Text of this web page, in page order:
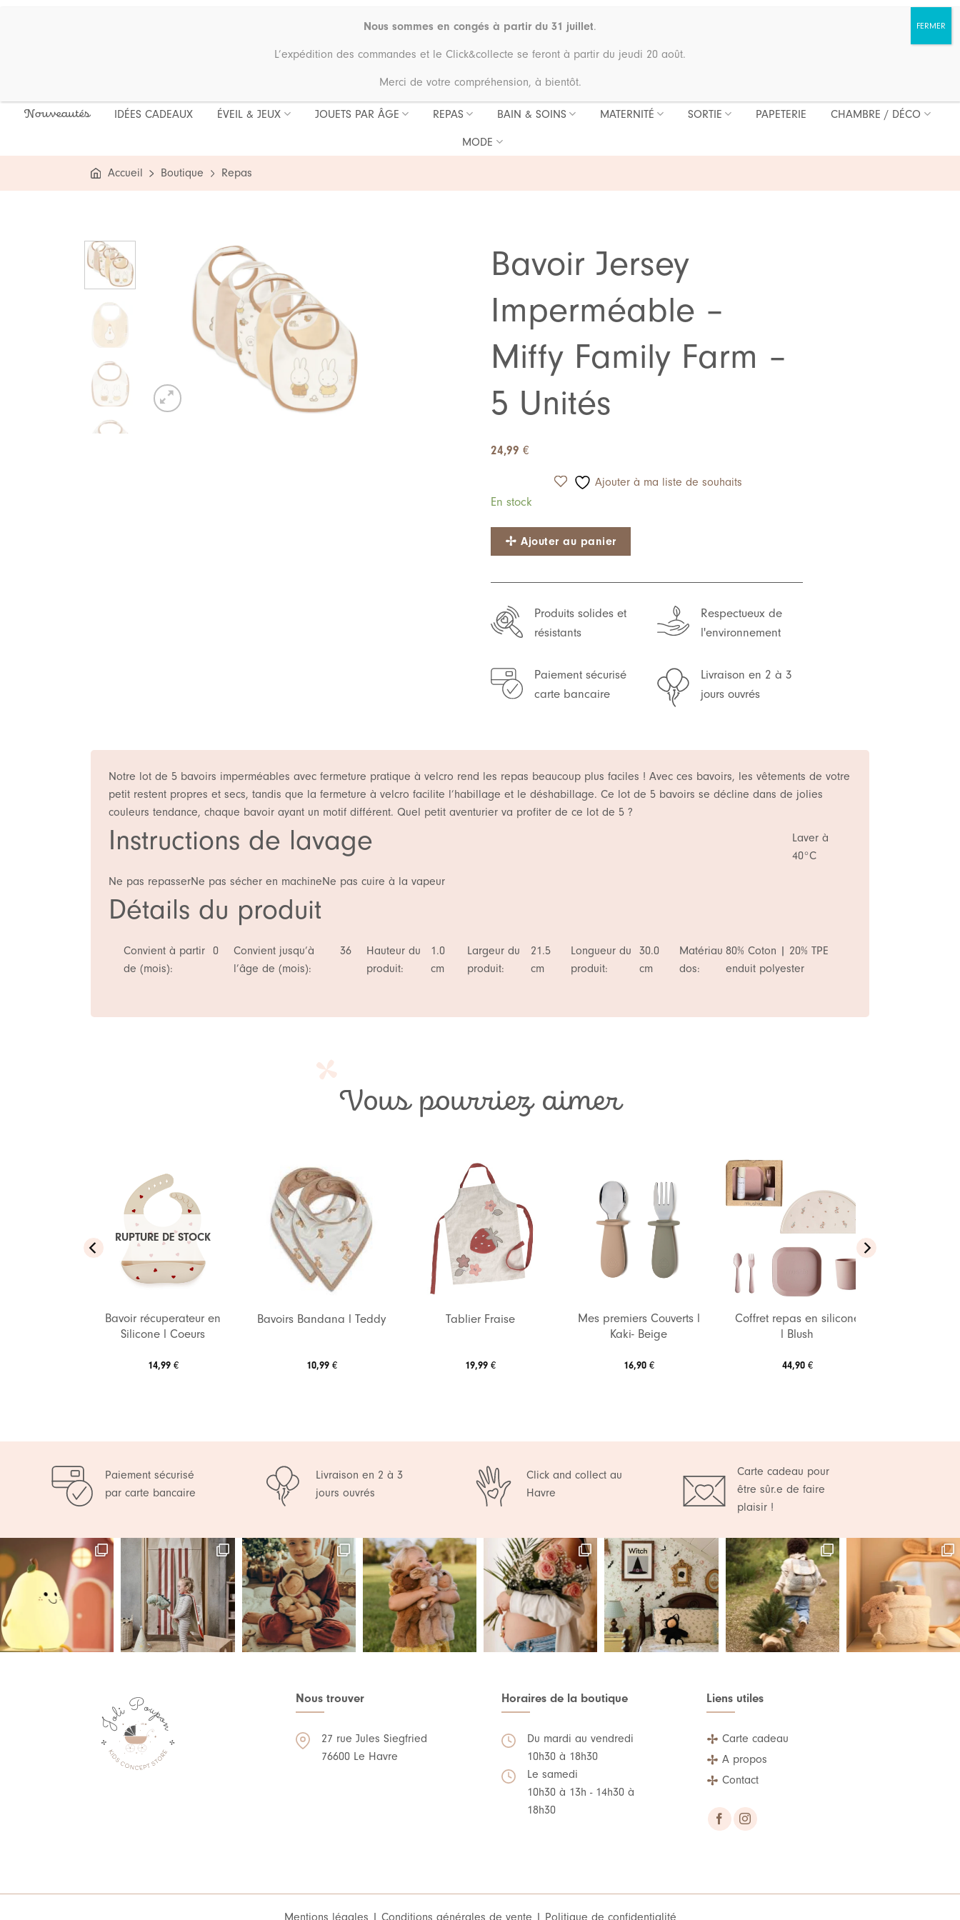
Nouveautés IDÉES CADEAUX ÉVEIL & JEUX JOUETS PAR ÂGE REPAS BAIN & SOINS MATERNITÉ SORTIE PAPETERIE CHAMBRE / DÉCO
MODE
Accueil Boutique Repas
souhaits
Bavoir Jersey
Imperméable –
Miffy Family Farm –
5 Unités
24,99 €
Ajouter à ma liste de souhaits
En stock
Ajouter au panier
Produits solides et
résistants
Respectueux de
l'environnement
Paiement sécurisé
carte bancaire
Livraison en 2 à 3
jours ouvrés
Notre lot de 5 bavoirs imperméables avec fermeture pratique à velcro rend les repas beaucoup plus faciles ! Avec ces bavoirs, les vêtements de votre
petit restent propres et secs, tandis que la fermeture à velcro facilite l’habillage et le déshabillage. Ce lot de 5 bavoirs se décline dans de jolies
couleurs tendance, chaque bavoir ayant un motif différent. Quel petit aventurier va profiter de ce lot de 5 ?
Instructions de lavage
Laver à
40°C
Ne pas repasserNe pas sécher en machineNe pas cuire à la vapeur
Détails du produit
Convient à partir
de (mois):
0
Convient jusqu’à
l’âge de (mois):
36
Hauteur du
produit:
1.0
cm
Largeur du
produit:
21.5
cm
Longueur du
produit:
30.0
cm
Matériau
dos:
80% Coton | 20% TPE
enduit polyester
Vous pourriez aimer
liste de
RUPTURE DE STOCK
Bavoir récuperateur en
Silicone l Coeurs
14,99 €
Ajouter
à ma
liste de
souhaits
Bavoirs Bandana l Teddy
10,99 €
Ajouter
à ma
liste de
souhaits
Tablier Fraise
19,99 €
Ajouter
liste de
souhaits
Mes premiers Couverts l
Kaki- Beige
16,90 €
Ajouter
à ma
souhaits
Coffret repas en silicone
l Blush
44,90 €
Paiement sécurisé
par carte bancaire
Livraison en 2 à 3
jours ouvrés
Click and collect au
Havre
Carte cadeau pour
être sûr.e de faire
plaisir !
Nous trouver
27 rue Jules Siegfried
76600 Le Havre
Horaires de la boutique
Du mardi au vendredi
10h30 à 18h30
Le samedi
10h30 à 13h - 14h30 à
18h30
Liens utiles
Carte cadeau
A propos
Contact
Mentions légales | Conditions générales de vente | Politique de confidentialité
Nous sommes en congés à partir du 31 juillet.
L’expédition des commandes et le Click&collecte se feront à partir du jeudi 20 août.
Merci de votre compréhension, à bientôt.